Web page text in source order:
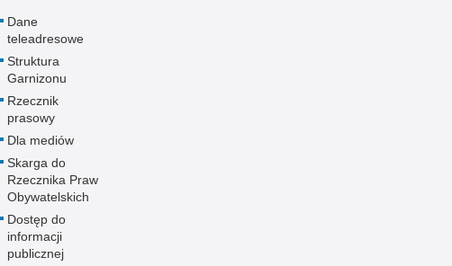
Dane
teleadresowe
Struktura
Garnizonu
Rzecznik
prasowy
Dla mediów
Skarga do
Rzecznika Praw
Obywatelskich
Dostęp do
informacji
publicznej